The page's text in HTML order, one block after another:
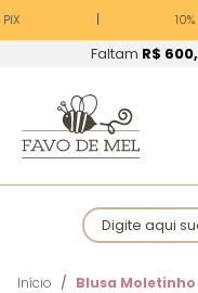
Faltam R$
Digite aqui
Início Blusa